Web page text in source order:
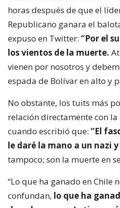
horas después de que el
Republicano ganara el
expuso en Twitter: “Por el
los vientos de la muerte.
vienen por nosotros y
espada de Bolívar en alto y
No obstante, los tuits más
relación directamente con la
cuando escribió que: “El
le daré la mano a un nazi
tampoco; son la muerte en
“Lo que ha ganado en Chile
confundan, lo que ha